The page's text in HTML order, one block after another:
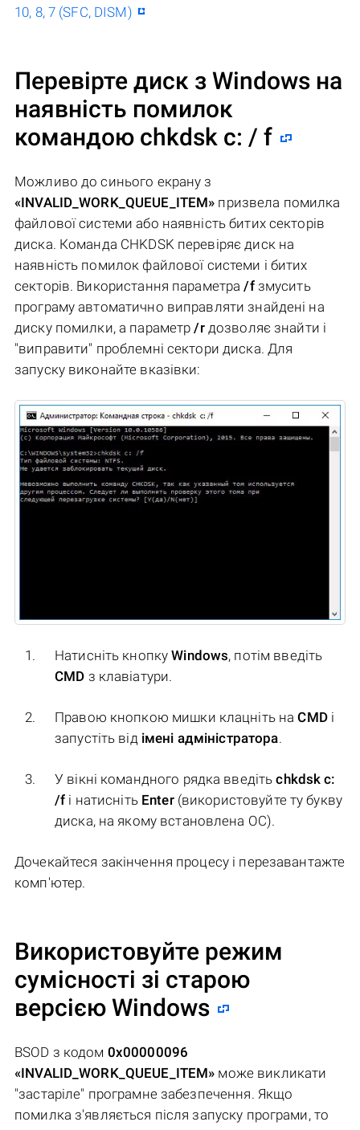
10, 8, 7 (SFC, DISM)
Перевірте диск з Windows на
наявність помилок
командою chkdsk c: / f
Можливо до синього екрану з
«INVALID_WORK_QUEUE_ITEM» призвела помилка
файлової системи або наявність битих секторів
диска. Команда CHKDSK перевіряє диск на
наявність помилок файлової системи і битих
секторів. Використання параметра/fзмусить
програму автоматично виправляти знайдені на
диску помилки, а параметр/rдозволяє знайти і
"виправити" проблемні сектори диска. Для
запуску виконайте вказівки:
Натисніть кнопкуWindows, потім введіть
CMD з клавіатури.
Правою кнопкою мишки клацніть наCMDі
запустіть від імені адміністратора.
У вікні командного рядка введітьchkdsk c:
/f і натисніть Enter(використовуйте ту букву
диска, на якому встановлена ОС).
Дочекайтеся закінчення процесу і перезавантажте
комп'ютер.
Використовуйте режим
сумісності зі старою
версією Windows
BSOD з кодом 0x00000096
«INVALID_WORK_QUEUE_ITEM» може викликати
"застаріле" програмне забезпечення. Якщо
помилка з'являється після запуску програми, то